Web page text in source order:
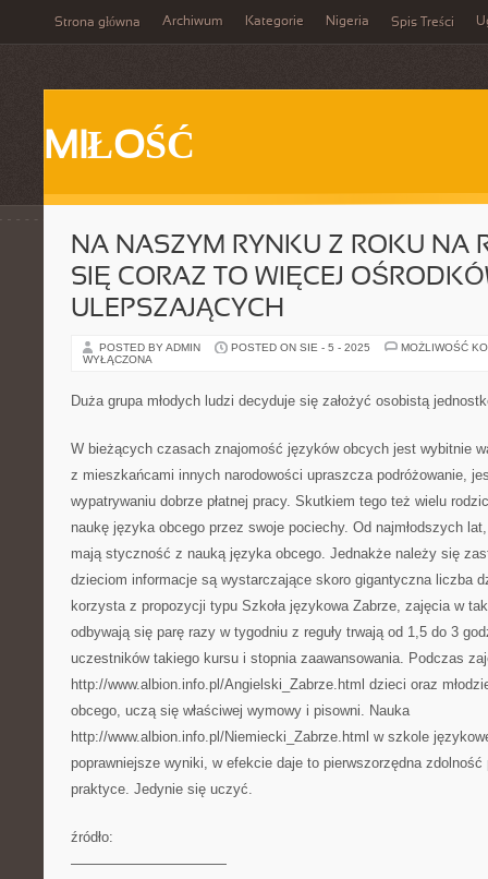
Strona główna Archiwum Kategorie Nigeria Spis Treści
MIŁOŚĆ
NA NASZYM RYNKU Z ROKU NA
SIĘ CORAZ TO WIĘCEJ
ULEPSZAJĄCYCH
POSTED BY ADMIN POSTED ON SIE - 5 - 2025
MOŻLIWOŚĆ
WYŁĄCZONA
Duża grupa młodych ludzi decyduje się założyć osobistą
W bieżących czasach znajomość języków obcych jest wybitnie
z mieszkańcami innych narodowości upraszcza podróżowanie,
wypatrywaniu dobrze płatnej pracy. Skutkiem tego też wielu
naukę języka obcego przez swoje pociechy. Od najmłodszych
mają styczność z nauką języka obcego. Jednakże należy się
dzieciom informacje są wystarczające skoro gigantyczna liczba
korzysta z propozycji typu Szkoła językowa Zabrze, zajęcia w
odbywają się parę razy w tygodniu z reguły trwają od 1,5 do 3
uczestników takiego kursu i stopnia zaawansowania. Podczas
http://www.albion.info.pl/Angielski_Zabrze.html dzieci oraz
obcego, uczą się właściwej wymowy i pisowni. Nauka
http://www.albion.info.pl/Niemiecki_Zabrze.html w szkole
poprawniejsze wyniki, w efekcie daje to pierwszorzędna zdolność
praktyce. Jedynie się uczyć.
źródło:
———————————